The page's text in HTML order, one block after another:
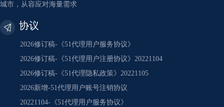
城市，从容应对海量需求
协议
2026修订稿-《51代理用户服务协议》
2026修订稿-《51代理用户注册协议》20221104
2026修订稿-《51代理隐私政策》20221105
2026新增-51代理用户账号注销协议
20221104-《51代理用户服务协议》